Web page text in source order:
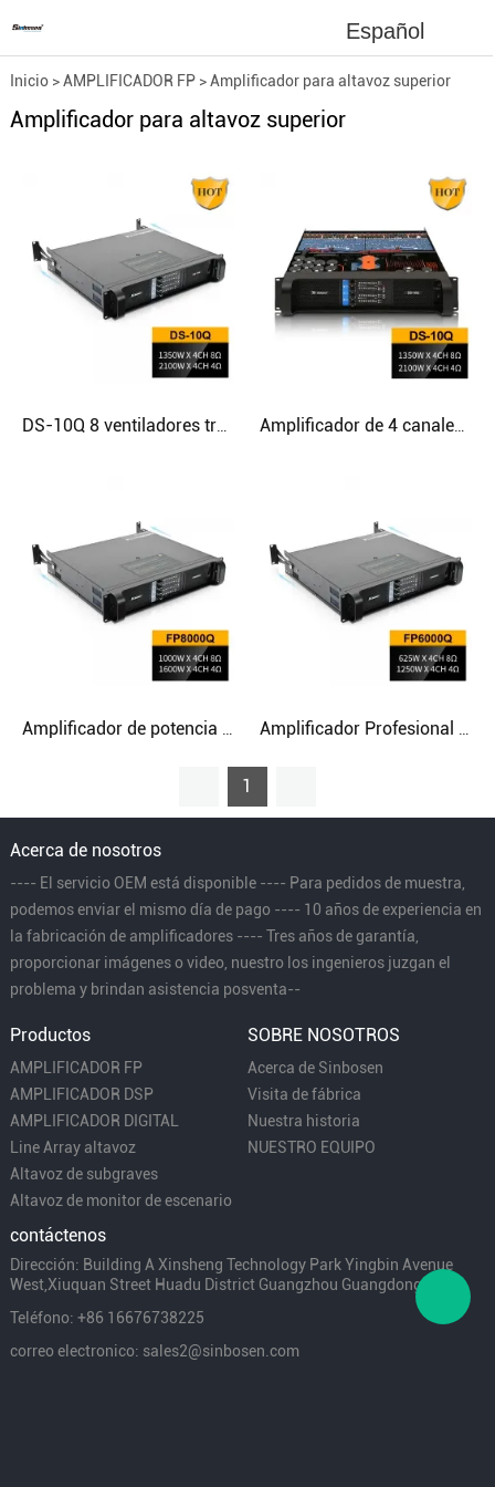
Español
Inicio>AMPLIFICADOR FP>Amplificador para altavoz superior
Amplificador para altavoz superior
Amplificador de potencia Amplificador de audio profesional del sistema PA de 1000 vatios Amplificador Profesional Stage Ic Configuración Dj Amplificador Profesional
1
Acerca de nosotros
---- El servicio OEM está disponible ---- Para pedidos de muestra,
podemos enviar el mismo día de pago ---- 10 años de experiencia en
la fabricación de amplificadores ---- Tres años de garantía,
proporcionar imágenes o video, nuestro los ingenieros juzgan el
problema y brindan asistencia posventa--
Productos
AMPLIFICADOR FP
AMPLIFICADOR DSP
AMPLIFICADOR DIGITAL
Line Array altavoz
Altavoz de subgraves
Altavoz de monitor de escenario
SOBRE NOSOTROS
Acerca de Sinbosen
Visita de fábrica
Nuestra historia
NUESTRO EQUIPO
contáctenos
Dirección: Building A Xinsheng Technology Park Yingbin Avenue
West,Xiuquan Street Huadu District Guangzhou Guangdong China
Teléfono: +86 16676738225
correo electronico: sales2@sinbosen.com